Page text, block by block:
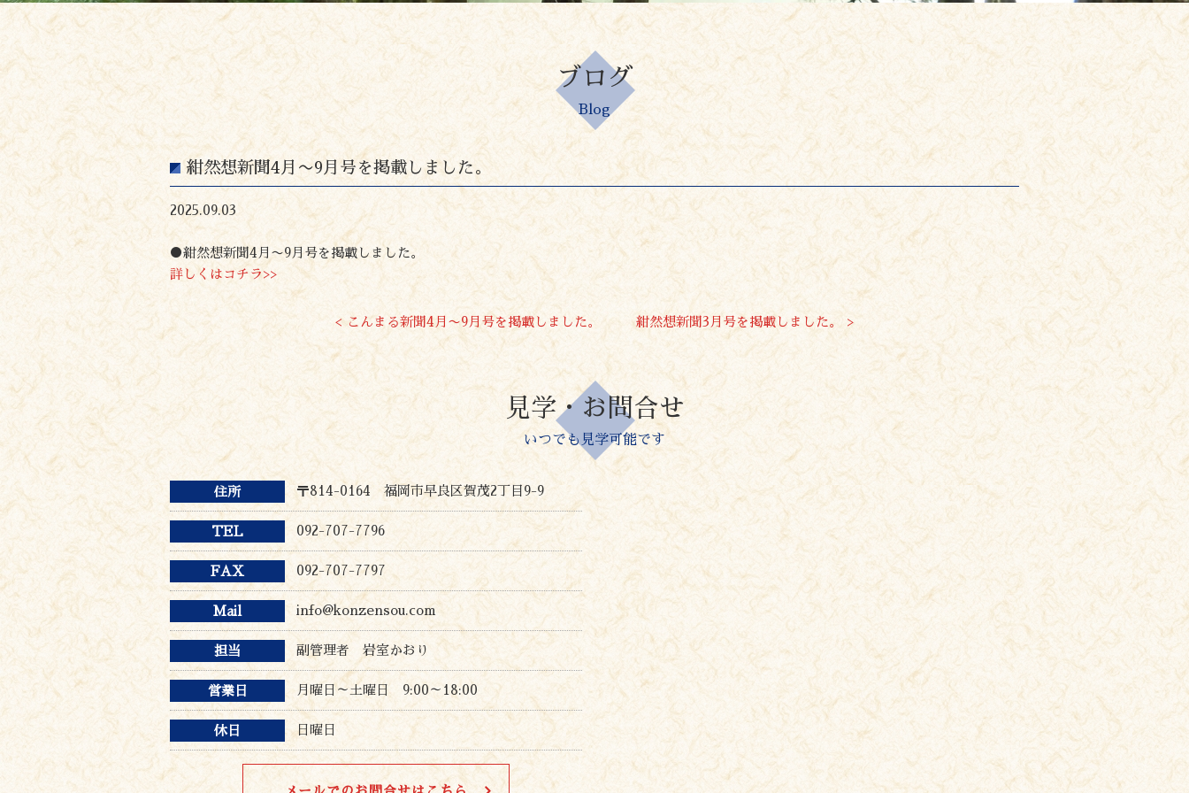
ブログ
Blog
紺然想新聞4月〜9月号を掲載しました。
2025.09.03
●紺然想新聞 4 月〜9 月号を掲載しました。
詳しくはコチラ>>
< こんまる新聞4月〜9月号を掲載しました。 紺然想新聞3月号を掲載しました。 >
見学・お問合せ
いつでも見学可能です
住所 〒814-0164 福岡市早良区賀茂2丁目9-9
TEL 092-707-7796
FAX 092-707-7797
Mail info@konzensou.com
担当 副管理者 岩室かおり
営業日 月曜日～土曜日 9:00～18:00
休日 日曜日